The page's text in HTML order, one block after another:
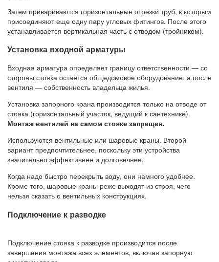
Затем привариваются горизонтальные отрезки труб, к которым
присоединяют еще одну пару угловых фитингов. После этого
устанавливается вертикальная часть с отводом (тройником).
Установка входной арматуры
Входная арматура определяет границу ответственности — со
стороны стояка остается общедомовое оборудование, а после
вентиля — собственность владельца жилья.
Установка запорного крана производится только на отводе от
стояка (горизонтальный участок, ведущий к сантехнике).
Монтаж вентилей на самом стояке запрещен.
Используются вентильные или шаровые краны. Второй
вариант предпочтительнее, поскольку эти устройства
значительно эффективнее и долговечнее.
Когда надо быстро перекрыть воду, они намного удобнее.
Кроме того, шаровые краны реже выходят из строя, чего
нельзя сказать о вентильных конструкциях.
Подключение к разводке
Подключение стояка к разводке производится после
завершения монтажа всех элементов, включая запорную